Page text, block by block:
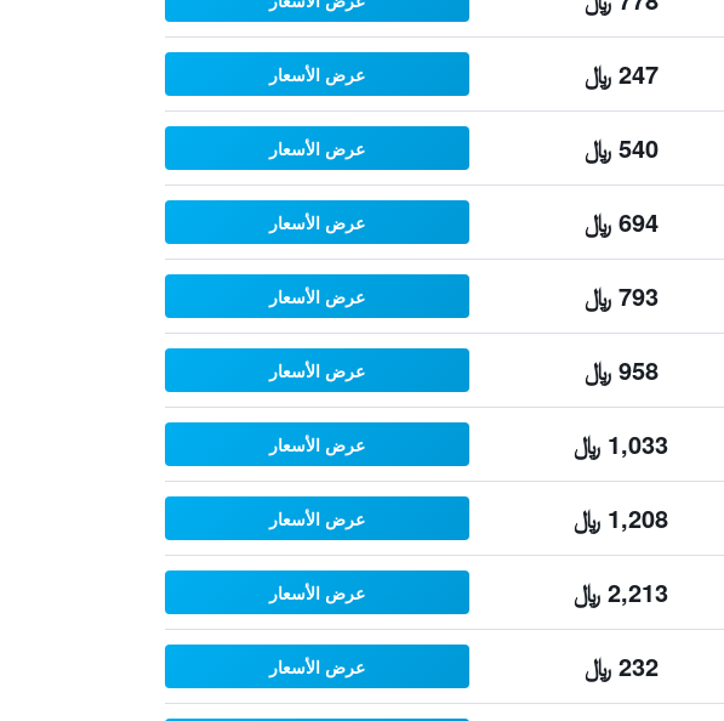
247 ﷼ عرض الأسعار
540 ﷼ عرض الأسعار
694 ﷼ عرض الأسعار
793 ﷼ عرض الأسعار
958 ﷼ عرض الأسعار
1,033 ﷼ عرض الأسعار
1,208 ﷼ عرض الأسعار
2,213 ﷼ عرض الأسعار
232 ﷼ عرض الأسعار